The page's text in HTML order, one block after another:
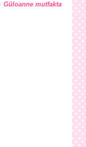
Güloanne mutfakta